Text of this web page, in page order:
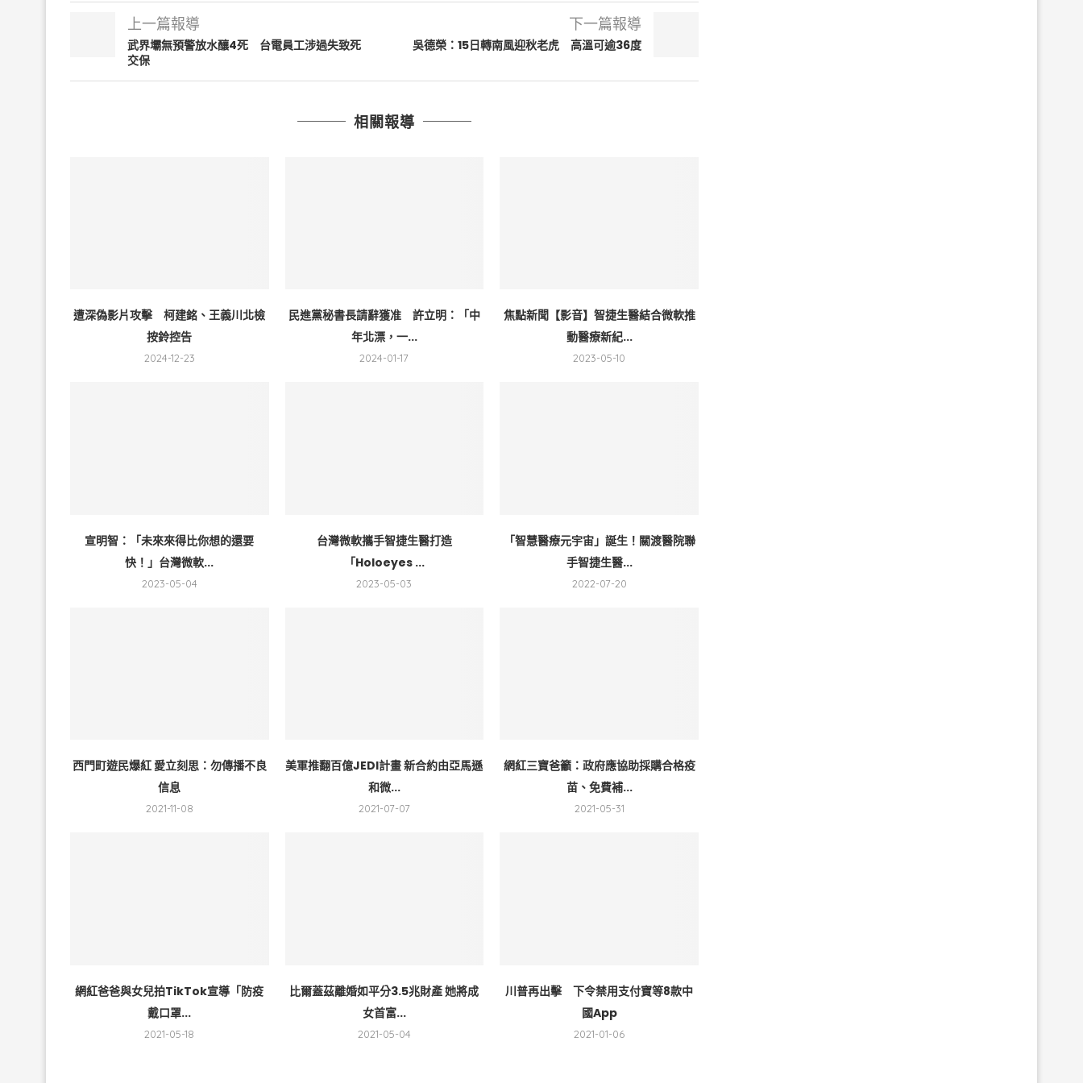
上一篇報導
武界壩無預警放水釀4死 台電員工涉過失致死
交保
下一篇報導
吳德榮：15日轉南風迎秋老虎 高溫可逾36度
相關報導
遭深偽影片攻擊 柯建銘、王義川北檢
按鈴控告
2024-12-23
民進黨秘書長請辭獲准 許立明：「中
年北漂，一...
2024-01-17
焦點新聞【影音】智捷生醫結合微軟推
動醫療新紀...
2023-05-10
宣明智：「未來來得比你想的還要
快！」台灣微軟...
2023-05-04
台灣微軟攜手智捷生醫打造
「Holoeyes ...
2023-05-03
「智慧醫療元宇宙」誕生！關渡醫院聯
手智捷生醫...
2022-07-20
西門町遊民爆紅 愛立刻思：勿傳播不良
信息
2021-11-08
美軍推翻百億JEDI計畫 新合約由亞馬遜
和微...
2021-07-07
網紅三寶爸籲：政府應協助採購合格疫
苗、免費補...
2021-05-31
網紅爸爸與女兒拍TikTok宣導「防疫
戴口罩...
2021-05-18
比爾蓋茲離婚如平分3.5兆財產 她將成
女首富...
2021-05-04
川普再出擊 下令禁用支付寶等8款中
國App
2021-01-06